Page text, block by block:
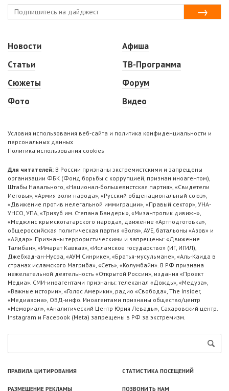
Новости
Статьи
Сюжеты
Фото
Афиша
ТВ-Программа
Форум
Видео
Условия использования веб-сайта и политика конфиденциальности и
персональных данных
Политика использования cookies
Для читателей: В России признаны экстремистскими и запрещены
организации ФБК (Фонд борьбы с коррупцией, признан иноагентом),
Штабы Навального, «Национал-большевистская партия», «Свидетели
Иеговы», «Армия воли народа», «Русский общенациональный союз»,
«Движение против нелегальной иммиграции», «Правый сектор», УНА-
УНСО, УПА, «Тризуб им. Степана Бандеры», «Мизантропик дивижн»,
«Меджлис крымскотатарского народа», движение «Артподготовка»,
общероссийская политическая партия «Воля», АУЕ, батальоны «Азов» и
«Айдар». Признаны террористическими и запрещены: «Движение
Талибан», «Имарат Кавказ», «Исламское государство» (ИГ, ИГИЛ),
Джебхад-ан-Нусра, «АУМ Синрике», «Братья-мусульмане», «Аль-Каида в
странах исламского Магриба», «Сеть», «Колумбайн». В РФ признана
нежелательной деятельность «Открытой России», издания «Проект
Медиа». СМИ-иноагентами признаны: телеканал «Дождь», «Медуза»,
«Важные истории», «Голос Америки», радио «Свобода», The Insider,
«Медиазона», ОВД-инфо. Иноагентами признаны общество/центр
«Мемориал», «Аналитический Центр Юрия Левады», Сахаровский центр.
Instagram и Facebook (Metа) запрещены в РФ за экстремизм.
ПРАВИЛА ЦИТИРОВАНИЯ СТАТИСТИКА ПОСЕЩЕНИЙ
РАЗМЕЩЕНИЕ РЕКЛАМЫ ПОЗВОНИТЬ НАМ